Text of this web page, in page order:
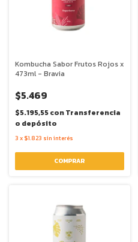
Kombucha Sabor Frutos Rojos x
473ml - Bravia
$5.469
$5.195,55conTransferencia
o depósito
3 x $1.823 sin interés